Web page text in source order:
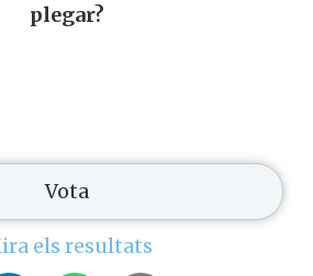
plegar?
els resultats